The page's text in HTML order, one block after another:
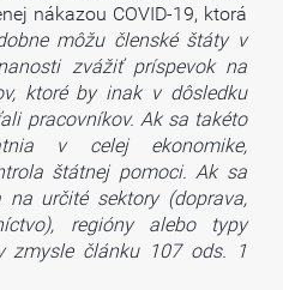
nákazou COVID-19, ktorá
môžu členské štáty v
zvážiť príspevok na
ktoré by inak v dôsledku
pracovníkov. Ak sa takéto
v celej ekonomike,
štátnej pomoci. Ak sa
určité sektory (doprava,
regióny alebo typy
zmysle článku 107 ods. 1